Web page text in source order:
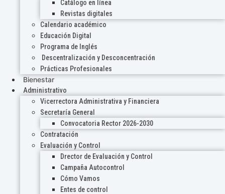
Catálogo en línea
Revistas digitales
Calendario académico
Educación Digital
Programa de Inglés
Descentralización y Desconcentración
Prácticas Profesionales
Bienestar
Administrativo
Vicerrectora Administrativa y Financiera
Secretaría General
Convocatoria Rector 2026-2030
Contratación
Evaluación y Control
Drector de Evaluación y Control
Campaña Autocontrol
Cómo Vamos
Entes de control